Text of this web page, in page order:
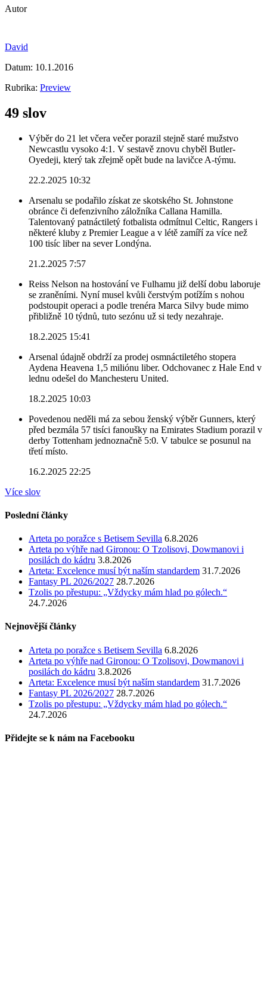
Autor
David
Datum: 10.1.2016
Rubrika: Preview
49 slov
Výběr do 21 let včera večer porazil stejně staré mužstvo
Newcastlu vysoko 4:1. V sestavě znovu chyběl Butler-
Oyedeji, který tak zřejmě opět bude na lavičce A-týmu.
22.2.2025 10:32
Arsenalu se podařilo získat ze skotského St. Johnstone
obránce či defenzivního záložníka Callana Hamilla.
Talentovaný patnáctiletý fotbalista odmítnul Celtic, Rangers i
některé kluby z Premier League a v létě zamíří za více než
100 tisíc liber na sever Londýna.
21.2.2025 7:57
Reiss Nelson na hostování ve Fulhamu již delší dobu laboruje
se zraněními. Nyní musel kvůli čerstvým potížím s nohou
podstoupit operaci a podle trenéra Marca Silvy bude mimo
přibližně 10 týdnů, tuto sezónu už si tedy nezahraje.
18.2.2025 15:41
Arsenal údajně obdrží za prodej osmnáctiletého stopera
Aydena Heavena 1,5 miliónu liber. Odchovanec z Hale End v
lednu odešel do Manchesteru United.
18.2.2025 10:03
Povedenou neděli má za sebou ženský výběr Gunners, který
před bezmála 57 tisíci fanoušky na Emirates Stadium porazil v
derby Tottenham jednoznačně 5:0. V tabulce se posunul na
třetí místo.
16.2.2025 22:25
Více slov
Poslední články
Arteta po poražce s Betisem Sevilla 6.8.2026
Arteta po výhře nad Gironou: O Tzolisovi, Dowmanovi i
posilách do kádru 3.8.2026
Arteta: Excelence musí být naším standardem 31.7.2026
Fantasy PL 2026/2027 28.7.2026
Tzolis po přestupu: „Vždycky mám hlad po gólech.“
24.7.2026
Nejnovější články
Arteta po poražce s Betisem Sevilla 6.8.2026
Arteta po výhře nad Gironou: O Tzolisovi, Dowmanovi i
posilách do kádru 3.8.2026
Arteta: Excelence musí být naším standardem 31.7.2026
Fantasy PL 2026/2027 28.7.2026
Tzolis po přestupu: „Vždycky mám hlad po gólech.“
24.7.2026
Přidejte se k nám na Facebooku